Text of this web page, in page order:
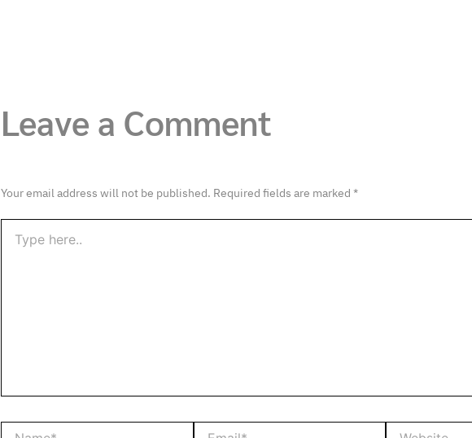
Leave a Comment
Your email address will not be published. Required fields are marked *
here..